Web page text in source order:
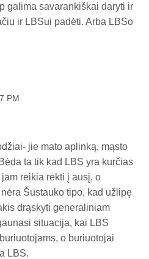
galima savarankiškai daryti ir
ir LBSui padėti. Arba LBSo
PM
jie mato aplinką, mąsto
ta tik kad LBS yra kurčias
reikia rėkti į ausį, o
Šustauko tipo, kad užlipę
drąskyti generaliniam
situacija, kai LBS
o buriuotojai
LBS.